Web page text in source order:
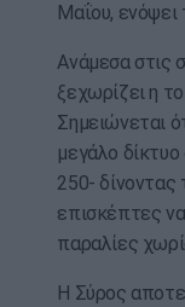
Μαΐου, ενόψει
Ανάμεσα στις
ξεχωρίζει η
Σημειώνεται
μεγάλο
250- δίνοντας
επισκέπτες
παραλίες
Η Σύρος